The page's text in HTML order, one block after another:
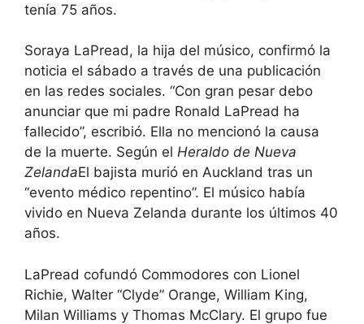
tenía 75 años.
Soraya LaPread, la hija del músico, confirmó la
noticia el sábado a través de una publicación
en las redes sociales. “Con gran pesar debo
anunciar que mi padre Ronald LaPread ha
fallecido”, escribió. Ella no mencionó la causa
de la muerte. Según el Heraldo de Nueva
ZelandaEl bajista murió en Auckland tras un
“evento médico repentino”. El músico había
vivido en Nueva Zelanda durante los últimos 40
años.
LaPread cofundó Commodores con Lionel
Richie, Walter “Clyde” Orange, William King,
Milan Williams y Thomas McClary. El grupo fue